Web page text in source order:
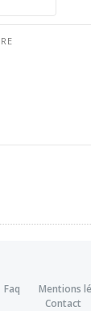
Faq Mentions
Contact